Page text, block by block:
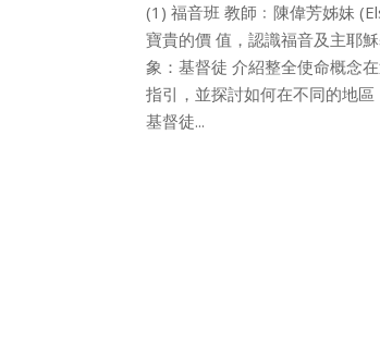
(1) 福音班 教師﹕陳偉芳姊妹
寶貴的價 值，認識福音及主耶
象：基督徒 介紹整全使命概念
指引，並探討如何在不同的地
基督徒...